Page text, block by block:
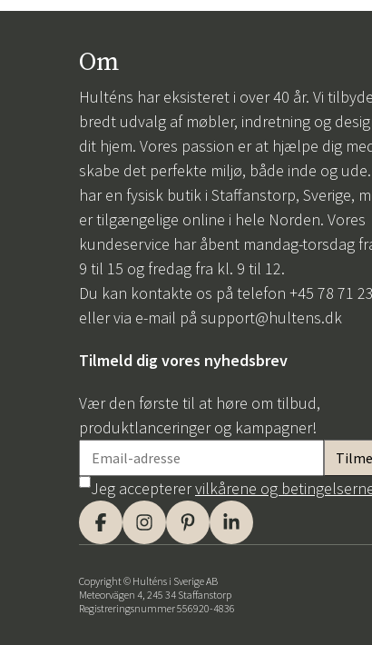
Om
Hulténs har eksisteret i over 40 år. Vi
bredt udvalg af møbler, indretning og
dit hjem. Vores passion er at hjælpe dig
skabe det perfekte miljø, både inde og ude.
har en fysisk butik i Staffanstorp, Sverige,
er tilgængelige online i hele Norden. Vores
kundeservice har åbent mandag-torsdag
9 til 15 og fredag fra kl. 9 til 12.
Du kan kontakte os på telefon +45 78 71
eller via e-mail på support@hultens.dk
Tilmeld dig vores nyhedsbrev
Vær den første til at høre om tilbud,
produktlanceringer og kampagner!
Jeg accepterervilkårene og
Copyright © Hulténs i Sverige AB
Meteorvägen 4, 245 34 Staffanstorp
Registreringsnummer 556920-4836